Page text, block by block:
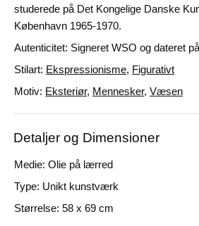
studerede på Det Kongelige Danske
København 1965-1970.
Autenticitet: Signeret WSO og dateret
Stilart: Ekspressionisme, Figurativt
Motiv: Eksteriør, Mennesker, Væsen
Detaljer og Dimensioner
Medie: Olie på lærred
Type: Unikt kunstværk
Størrelse: 58 x 69 cm